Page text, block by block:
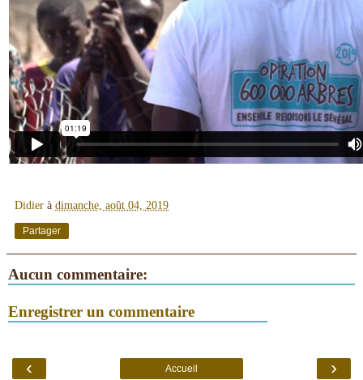
Didier à dimanche, août 04, 2019
Partager
Aucun commentaire:
Enregistrer un commentaire
‹ ›
Accueil